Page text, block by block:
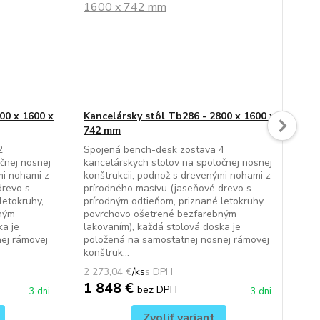
x 1600 x
nosnej
nohami z
s
je
rámovej
3 dni
Kancelársky stôl Tb286 - 2800 x 1600 x
742 mm
Spojená bench-desk zostava 4
kancelárskych stolov na spoločnej nosnej
konštrukcii, podnož s drevenými nohami z
prírodného masívu (jaseňové drevo s
prírodným odtieňom, priznané letokruhy,
povrchovo ošetrené bezfarebným
lakovaním), každá stolová doska je
položená na samostatnej nosnej rámovej
konštruk...
2 273,04 €/ks
1 848 € bez DPH 3 dni